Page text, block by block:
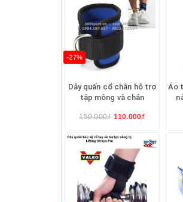
-27%
Dây quấn cổ chân hỗ trợ
tập mông và chân
150.000₫ 110.000₫
Áo